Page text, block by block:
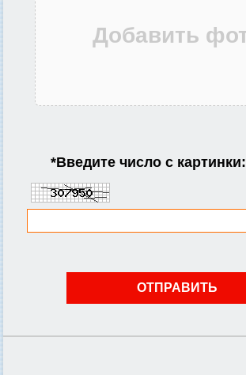
*Введите число с картинки: